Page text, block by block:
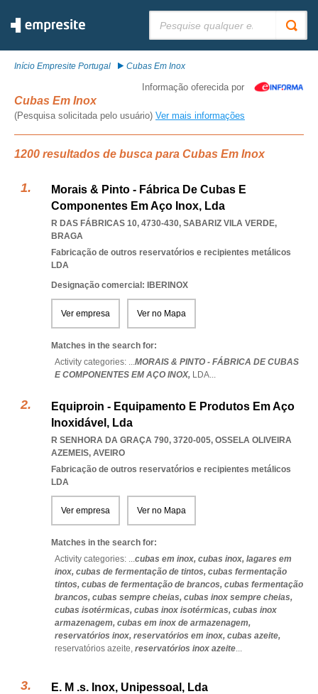
Início Empresite Portugal Cubas Em Inox
Informação oferecida por
Cubas Em Inox
(Pesquisa solicitada pelo usuário) Ver mais informações
1200 resultados de busca para Cubas Em Inox
Morais & Pinto - Fábrica De Cubas E
Componentes Em Aço Inox, Lda
R DAS FÁBRICAS 10, 4730-430, SABARIZ VILA VERDE,
BRAGA
Fabricação de outros reservatórios e recipientes metálicos
LDA
Designação comercial: IBERINOX
Ver empresa Ver no Mapa
Matches in the search for:
Activity categories: ...MORAIS & PINTO - FÁBRICA DE CUBAS
E COMPONENTES EM AÇO INOX, LDA...
Equiproin - Equipamento E Produtos Em Aço
Inoxidável, Lda
R SENHORA DA GRAÇA 790, 3720-005, OSSELA OLIVEIRA
AZEMEIS, AVEIRO
Fabricação de outros reservatórios e recipientes metálicos
LDA
Ver empresa Ver no Mapa
Matches in the search for:
Activity categories: ...cubas em inox, cubas inox, lagares em
inox, cubas de fermentação de tintos, cubas fermentação
tintos, cubas de fermentação de brancos, cubas fermentação
brancos, cubas sempre cheias, cubas inox sempre cheias,
cubas isotérmicas, cubas inox isotérmicas, cubas inox
armazenagem, cubas em inox de armazenagem,
reservatórios inox, reservatórios em inox, cubas azeite,
reservatórios azeite, reservatórios inox azeite...
E. M .s. Inox, Unipessoal, Lda